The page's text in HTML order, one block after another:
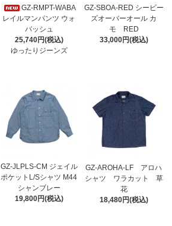
GZ-RMPT-WABA
レイルマンパンツ ウォ
バッシュ
25,740円(税込)
ゆったりジーンズ
GZ-SBOA-RED シービー
ズオーバーオール カ
モ RED
33,000円(税込)
GZ-JLPLS-CM ジェイル
ポケットL/Sシャツ M44
シャンブレー
19,800円(税込)
GZ-AROHA-LF アロハ
シャツ ワラカット 草
花
18,480円(税込)